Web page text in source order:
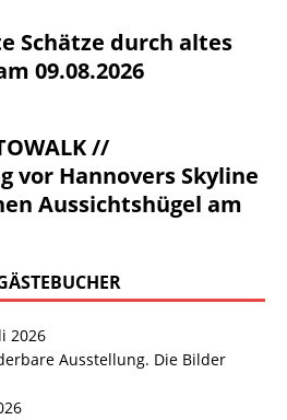
Schätze durch altes
09.08.2026
//
vor Hannovers Skyline
Aussichtshügel am
2026
Ausstellung. Die Bilder